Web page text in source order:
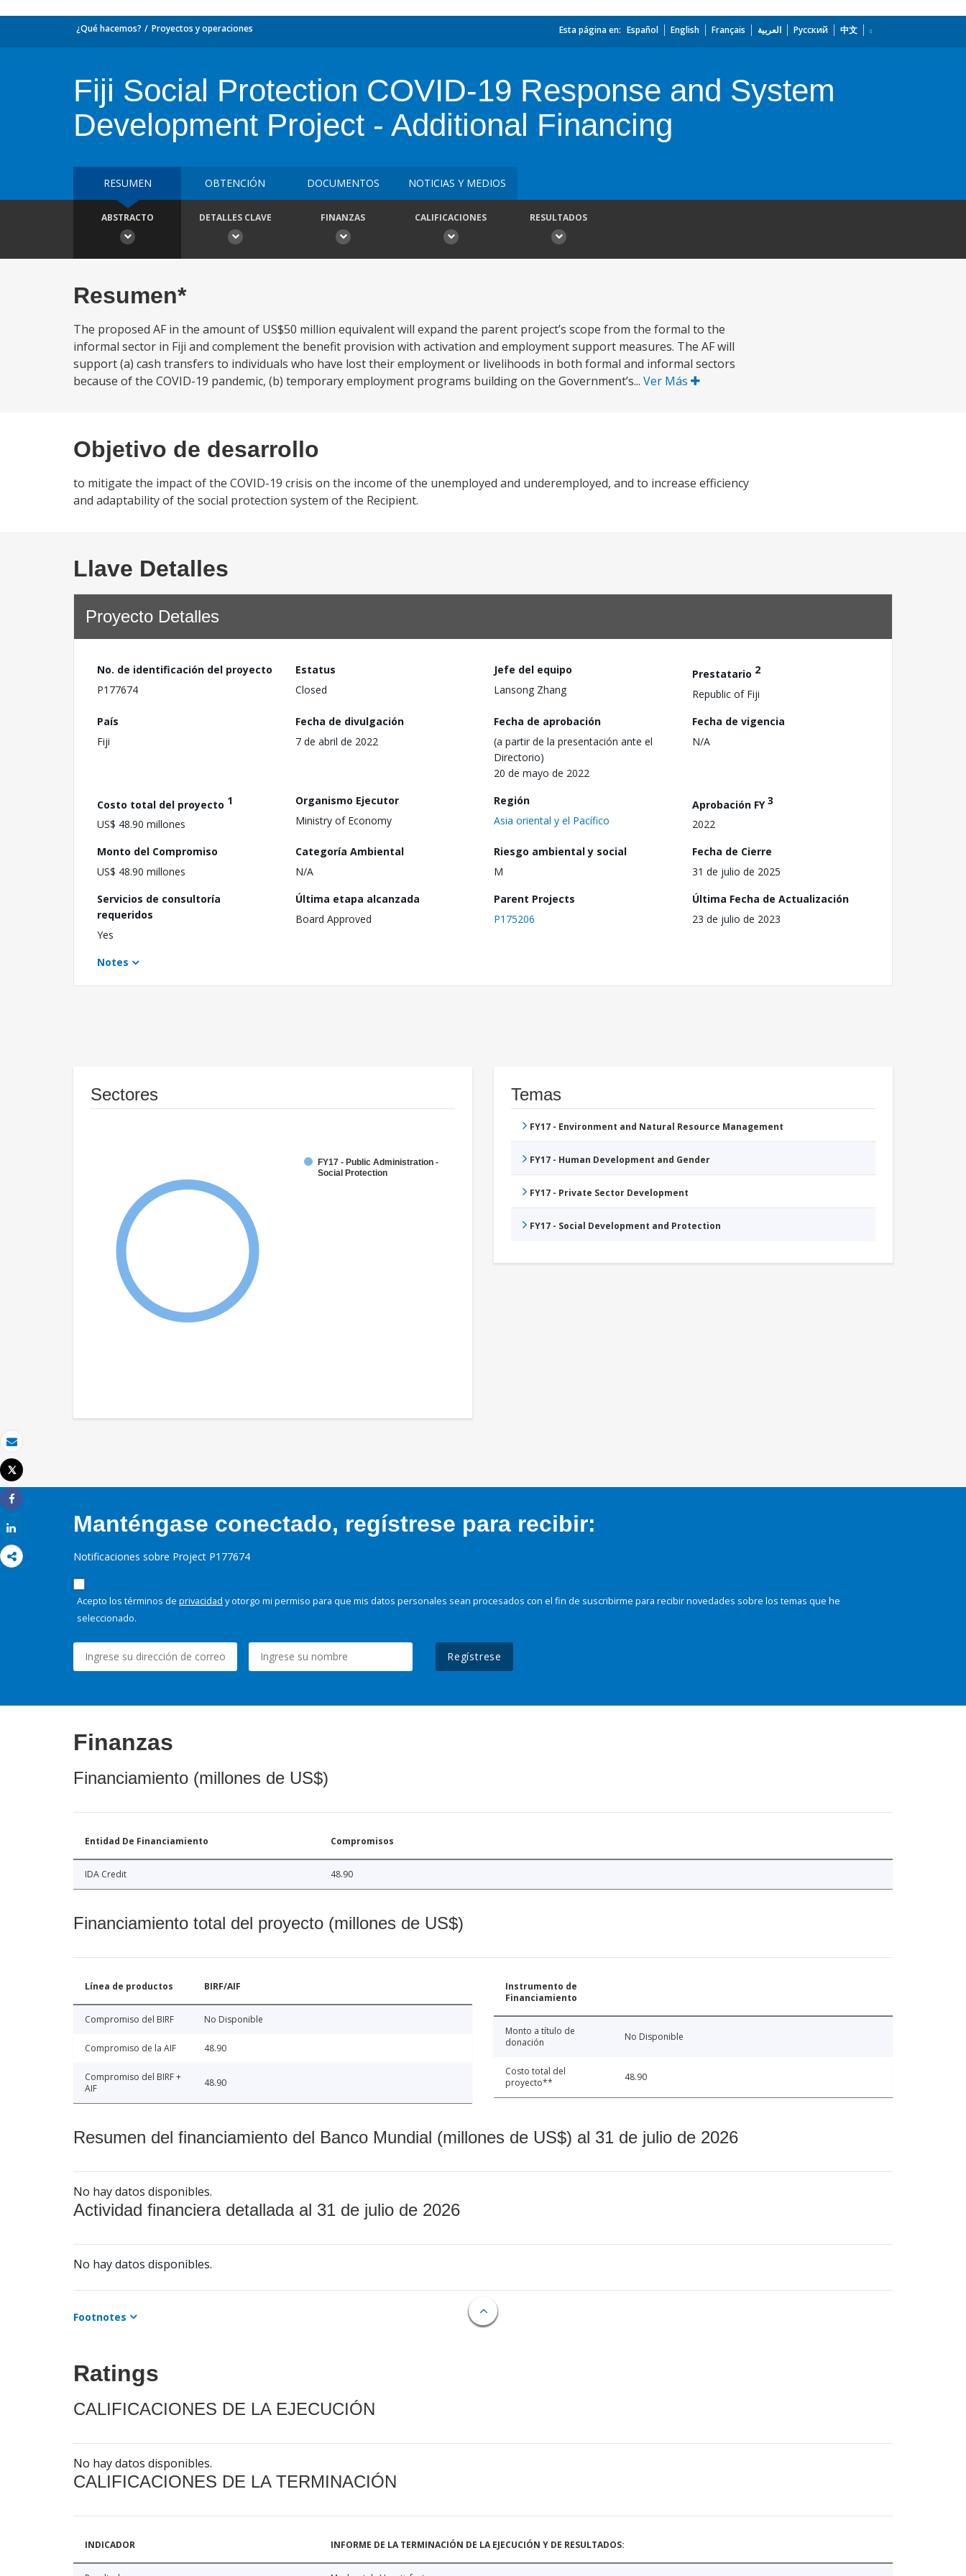
Correo electrónico
Imprimir
Tweet
Share
¿Qué hacemos? Proyectos y operaciones Esta página en: Español English Français العربية Русский 中文
Fiji Social Protection COVID-19 Response and System
Development Project - Additional Financing
RESUMEN OBTENCIÓN DOCUMENTOS NOTICIAS Y MEDIOS
ABSTRACTO DETALLES CLAVE FINANZAS CALIFICACIONES RESULTADOS
Resumen*
The proposed AF in the amount of US$50 million equivalent will expand the parent project’s scope from the formal to the
informal sector in Fiji and complement the benefit provision with activation and employment support measures. The AF will
support (a) cash transfers to individuals who have lost their employment or livelihoods in both formal and informal sectors
because of the COVID-19 pandemic, (b) temporary employment programs building on the Government’s... Ver Más
Objetivo de desarrollo
to mitigate the impact of the COVID-19 crisis on the income of the unemployed and underemployed, and to increase efficiency
and adaptability of the social protection system of the Recipient.
Llave Detalles
Proyecto Detalles
No. de identificación del proyecto
P177674
Estatus
Closed
Jefe del equipo
Lansong Zhang
Prestatario 2
Republic of Fiji
País
Fiji
Fecha de divulgación
7 de abril de 2022
Fecha de aprobación
(a partir de la presentación ante el
Directorio)
20 de mayo de 2022
Fecha de vigencia
N/A
Costo total del proyecto 1
US$ 48.90 millones
Organismo Ejecutor
Ministry of Economy
Región
Asia oriental y el Pacífico
Aprobación FY3
2022
Monto del Compromiso
US$ 48.90 millones
Categoría Ambiental
N/A
Riesgo ambiental y social
M
Fecha de Cierre
31 de julio de 2025
Servicios de consultoría
requeridos
Yes
Última etapa alcanzada
Board Approved
Parent Projects
P175206
Última Fecha de Actualización
23 de julio de 2023
Notes
Sectores
FY17 - Public Administration -
Social Protection
Temas
FY17 - Environment and Natural Resource Management
FY17 - Human Development and Gender
FY17 - Private Sector Development
FY17 - Social Development and Protection
Manténgase conectado, regístrese para recibir:
Notificaciones sobre Project P177674
Acepto los términos de privacidad y otorgo mi permiso para que mis datos personales sean procesados con el fin de suscribirme para recibir novedades sobre los temas que he
seleccionado.
Regístrese
Finanzas
Financiamiento (millones de US$)
Entidad De Financiamiento Compromisos
IDA Credit 48.90
Financiamiento total del proyecto (millones de US$)
Línea de productos BIRF/AIF
Compromiso del BIRF No Disponible
Compromiso de la AIF 48.90
Compromiso del BIRF +
AIF
48.90
Instrumento de
Financiamiento
Monto a título de
donación
No Disponible
Costo total del
proyecto**
48.90
Resumen del financiamiento del Banco Mundial (millones de US$) al 31 de julio de 2026
No hay datos disponibles.
Actividad financiera detallada al 31 de julio de 2026
No hay datos disponibles.
Footnotes
Ratings
CALIFICACIONES DE LA EJECUCIÓN
No hay datos disponibles.
CALIFICACIONES DE LA TERMINACIÓN
INDICADOR INFORME DE LA TERMINACIÓN DE LA EJECUCIÓN Y DE RESULTADOS: